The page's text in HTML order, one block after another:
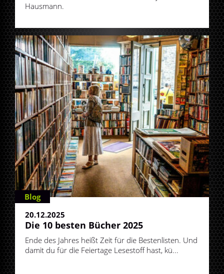
Hausmann.
Blog
20.12.2025
Die 10 besten Bücher 2025
Ende des Jahres heißt Zeit für die Bestenlisten. Und
damit du für die Feiertage Lesestoff hast, kü...